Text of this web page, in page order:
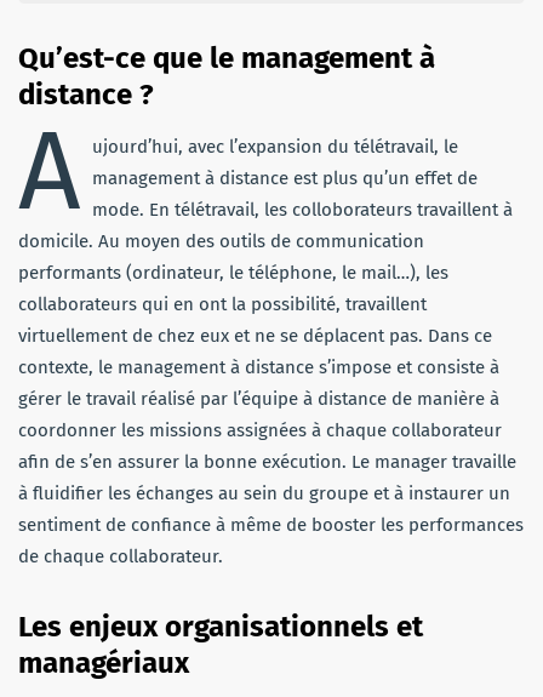
Qu’est-ce que le management à
distance ?
A
ujourd’hui, avec l’expansion du télétravail, le
management à distance est plus qu’un effet de
mode. En télétravail, les colloborateurs travaillent à
domicile. Au moyen des outils de communication
performants (ordinateur, le téléphone, le mail…), les
collaborateurs qui en ont la possibilité, travaillent
virtuellement de chez eux et ne se déplacent pas. Dans ce
contexte, le management à distance s’impose et consiste à
gérer le travail réalisé par l’équipe à distance de manière à
coordonner les missions assignées à chaque collaborateur
afin de s’en assurer la bonne exécution. Le manager travaille
à fluidifier les échanges au sein du groupe et à instaurer un
sentiment de confiance à même de booster les performances
de chaque collaborateur.
Les enjeux organisationnels et
managériaux